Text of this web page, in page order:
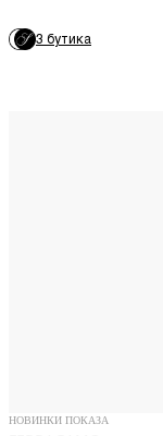
3 бутика
НОВИНКИ ПОКАЗА